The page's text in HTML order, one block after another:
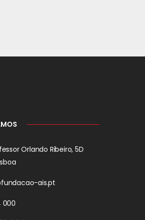
Orlando Ribeiro, 5D
ais.pt
000